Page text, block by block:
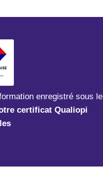
(Centre - Val de
- Auvergne Rhônes
(Puy de Dôme -
(Loire Atlantique
internet
personnaliser son
enregistré sous
certificat Qualiopi